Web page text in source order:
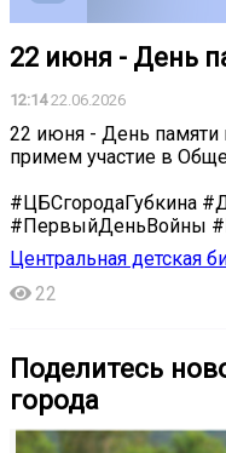
22 июня - День
12:1422.06.2026
22 июня - День памяти
примем участие в
#ЦБСгородаГубкина
#ПервыйДеньВойны
Центральная детская
22
Поделитесь
города